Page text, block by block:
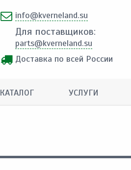
info@kverneland.su
Для поставщиков:
parts@kverneland.su
Доставка по всей России
КАТАЛОГ УСЛУГИ